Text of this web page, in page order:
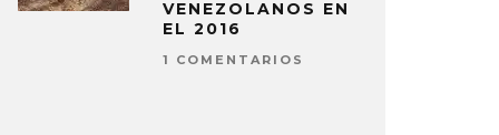
VENEZOLANOS EN
EL 2016
1 COMENTARIOS